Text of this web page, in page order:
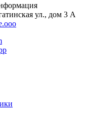
ул., дом 3 А